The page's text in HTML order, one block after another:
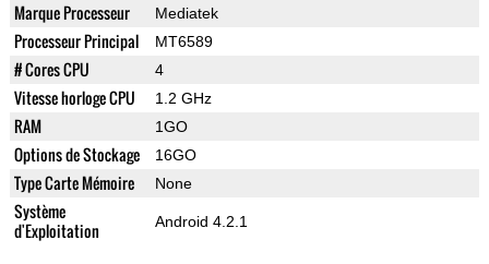
Marque Processeur Mediatek
Processeur Principal MT6589
# Cores CPU 4
Vitesse horloge CPU 1.2 GHz
RAM 1GO
Options de Stockage 16GO
Type Carte Mémoire None
Système
d'Exploitation
Android 4.2.1